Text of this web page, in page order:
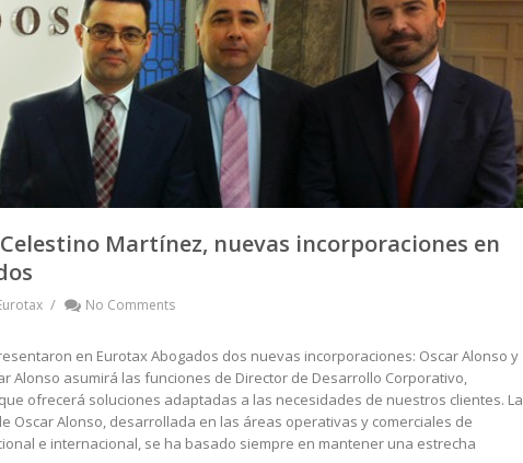
Martínez, nuevas incorporaciones en
/ No Comments
en Eurotax Abogados dos nuevas incorporaciones: Oscar Alonso y
Alonso asumirá las funciones de Director de Desarrollo Corporativo,
ofrecerá soluciones adaptadas a las necesidades de nuestros clientes. La
Oscar Alonso, desarrollada en las áreas operativas y comerciales de
e internacional, se ha basado siempre en mantener una estrecha